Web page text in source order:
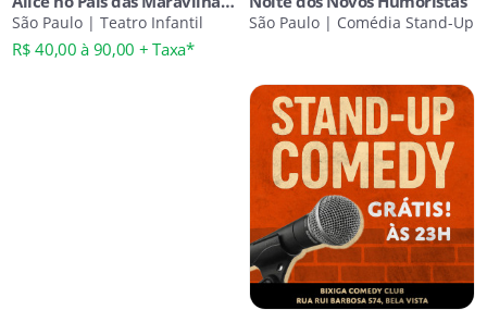
um Musical Desconcertante
São Paulo | Teatro Infantil
R$ 40,00 à 90,00 + Taxa*
São Paulo | Comédia Stand-Up